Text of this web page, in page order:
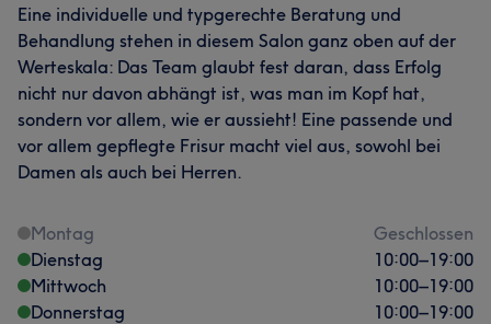
Eine individuelle und typgerechte Beratung und
Behandlung stehen in diesem Salon ganz oben auf der
Werteskala: Das Team glaubt fest daran, dass Erfolg
nicht nur davon abhängt ist, was man im Kopf hat,
sondern vor allem, wie er aussieht! Eine passende und
vor allem gepflegte Frisur macht viel aus, sowohl bei
Damen als auch bei Herren.
Montag
Geschlossen
Dienstag
10:00–19:00
Mittwoch
10:00–19:00
Donnerstag
10:00–19:00